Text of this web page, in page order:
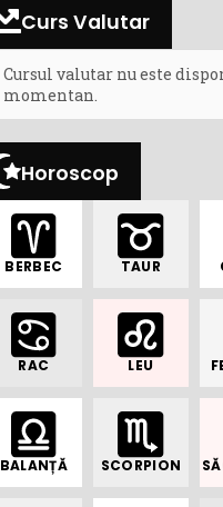
Curs Valutar
Cursul valutar nu este
momentan.
Horoscop
BERBEC TAUR
RAC LEU
BALANȚĂ SCORPION